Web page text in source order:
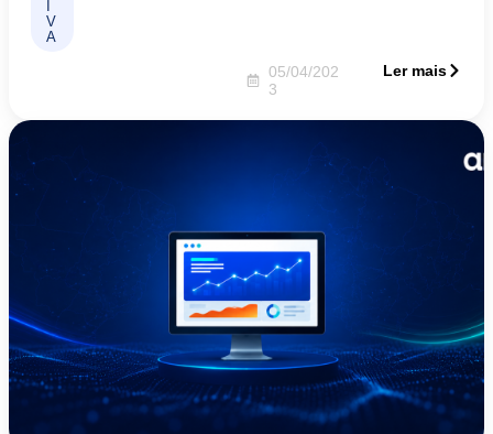
V
A
05/04/202
3
Ler mais